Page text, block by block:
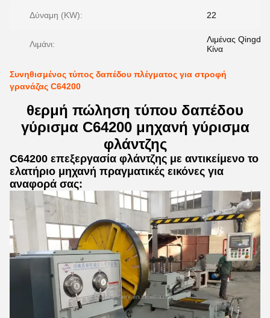
Δύναμη (KW): 22
Λιμάνι:
Λιμένας
Κίνα
Συνηθισμένος τύπος δαπέδου πλέγματος για στροφή
γρανάζας C64200
θερμή πώληση τύπου δαπέδου
γύρισμα C64200 μηχανή γύρισμα
φλάντζης
C64200 επεξεργασία φλάντζης με αντικείμενο το
ελατήριο μηχανή πραγματικές εικόνες για
αναφορά σας: